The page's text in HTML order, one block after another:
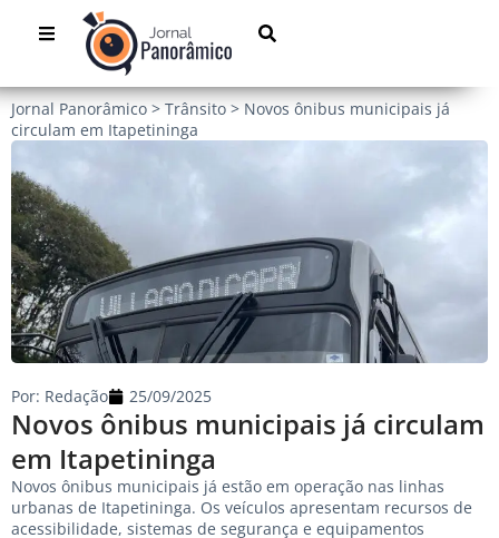
Jornal Panorâmico > Trânsito > Novos ônibus municipais já
circulam em Itapetininga
Novos ônibus municipais já circulam
em Itapetininga
Por: Redação 25/09/2025
Novos ônibus municipais já estão em operação nas linhas
urbanas de Itapetininga. Os veículos apresentam recursos de
acessibilidade, sistemas de segurança e equipamentos